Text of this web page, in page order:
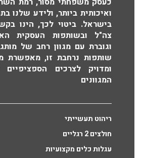
ואיכותית ביותר, ולידע שלנו
בישראל. ביטוי לכך, הינו
צה"ל ובשותפות העסקית
וגוברת עם מגוון רחב של
שותפות נרחבת זו, מאפשרת
ומדויק לצרכים הספציפיים
המגוונים
ריהוט תעשייתי
חולצים 2 רגליים
עגלות כלים מקצועיות